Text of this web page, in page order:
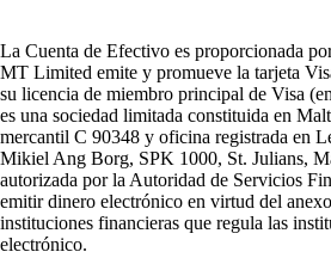
La Cuenta de Efectivo es proporcionada
MT Limited emite y promueve la tarjeta
su licencia de miembro principal de Visa
es una sociedad limitada constituida en
mercantil C 90348 y oficina registrada en
Mikiel Ang Borg, SPK 1000, St. Julians,
autorizada por la Autoridad de Servicios
emitir dinero electrónico en virtud del
instituciones financieras que regula las
electrónico.